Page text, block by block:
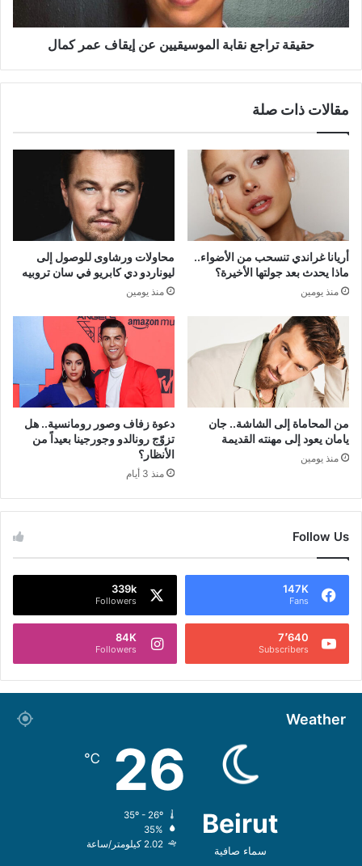
كمال
حقيقة تراجع نقابة الموسيقيين عن إيقاف عمر كمال
مقالات ذات صلة
أريانا غراندي تنسحب من الأضواء..
ماذا يحدث بعد جولتها الأخيرة؟
منذ يومين
محاولات ورشاوى للوصول إلى
ليوناردو دي كابريو في سان تروبيه
منذ يومين
من المحاماة إلى الشاشة.. جان
يامان يعود إلى مهنته القديمة
منذ يومين
دعوة زفاف وصور رومانسية.. هل
تزوّج رونالدو وجورجينا بعيداً من
الأنظار؟
منذ 3 أيام
Follow Us
147K
Fans
339k
Followers
7٬640
Subscribers
84K
Followers
Weather
Beirut
سماء صافية
26
℃
35%
2.02 كيلومتر/ساعة